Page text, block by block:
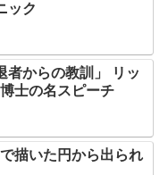
ック
者からの教訓」 リッ
士の名スピーチ
描いた円から出られ